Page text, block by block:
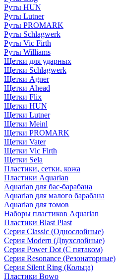
Руты HUN
Руты Lutner
Руты PROMARK
Руты Schlagwerk
Руты Vic Firth
Руты Williams
Щетки для ударных
Щетки Schlagwerk
Щетки Agner
Щетки Ahead
Щетки Flix
Щетки HUN
Щетки Lutner
Щетки Meinl
Щетки PROMARK
Щетки Vater
Щетки Vic Firth
Щетки Sela
Пластики, сетки, кожа
Пластики Aquarian
Aquarian для бас-барабана
Aquarian для малого барабана
Aquarian для томов
Наборы пластиков Aquarian
Пластики Blast Plast
Серия Classic (Однослойные)
Серия Modern (Двухслойные)
Серия Power Dot (С пятаком)
Серия Resonance (Резонаторные)
Серия Silent Ring (Кольца)
Пластики Bowo